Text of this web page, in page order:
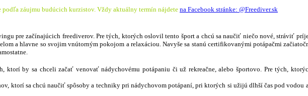
záujmu budúcich kurzistov. Vždy aktuálny termín nájdete na Facebook stránke: @Freediver.sk
pre začínajúcich freediverov. Pre tých, ktorých oslovil tento šport a chcú sa naučiť niečo nové, stráviť
a hlavne so svojim vnútorným pokojom a relaxáciou. Navyše sa stanú certifikovanými potápačmi
ktorí by sa chceli začať venovať nádychovému potápaniu či už rekreačne, alebo športovo. Pre tých,
ktorí sa chcú naučiť spôsoby a techniky pri nádychovom potápaní, pri ktorých si užijú dlhší čas pod vodou